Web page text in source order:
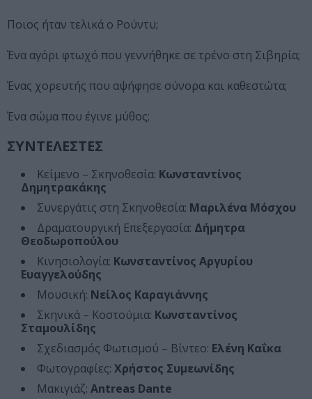
Ποιος ήταν τελικά ο Ρούντυ;
Ένα αγόρι φτωχό που γεννήθηκε σε τρένο στη Σιβηρία;
Ένας χορευτής που αψήφησε σύνορα και καθεστώτα;
Ένα σώμα που έγινε μύθος;
ΣΥΝΤΕΛΕΣΤΕΣ
Κείμενο – Σκηνοθεσία: Κωνσταντίνος
Δημητρακάκης
Συνεργάτις στη Σκηνοθεσία: Μαριλένα Μόσχου
Δραματουργική Επεξεργασία: Δήμητρα
Θεοδωροπούλου
Κινησιολογία: Κωνσταντίνος Αργυρίου
Ευαγγελούδης
Μουσική: Νείλος Καραγιάννης
Σκηνικά – Κοστούμια: Κωνσταντίνος
Σταμουλίδης
Σχεδιασμός Φωτισμού – Βίντεο: Ελένη Καΐκα
Φωτογραφίες: Χρήστος Συμεωνίδης
Μακιγιάζ: Αntreas Dante